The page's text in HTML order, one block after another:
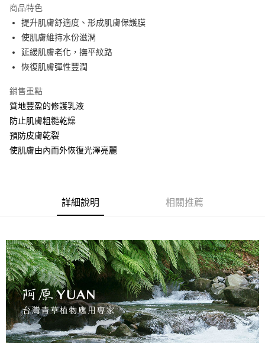
街口支付
悠遊付
全盈+PAY
大哥付你分期
相關說明
1.本服務由台灣大哥大提供，台灣大哥大用戶可立即使用無須另外申請。
2.付款方式選擇「大哥付你分期」，訂單成立後會自動跳轉到大哥付的交易
流程，驗證手機門號後，選擇欲分期的期數、繳款截止日，確認付款後即完
成交易。
法說明評估內容。
【繳款方式說明】
2.透過簡訊連結打開帳單後，可選擇「超商條碼／台灣大直營門市／銀行轉
帳／街口支付／iPASS MONEY」等通路繳費。
【注意事項】
1.本服務係由「台灣大哥大股份有限公司」（以下簡稱本公司）所提供，讓
用戶於交易時，得透過本服務購買商品或服務，並由商店將買賣／分期付款
買賣價金債權讓與本公司後，依約使用本公司帳單繳交帳款。
2.基於同意付款使用「大哥付你分期」之契約關係目的，商店將以您的個人
資料（包含姓名、電話或地址）提供予台灣大哥大進項蒐集、處理及利用，
由本公司與您本人進行分期帳單所需資料之確認、核對及更正。
AFTEE先享後付
相關說明
【關於「AFTEE先享後付」】
３．安心：先確認商品／服務後，再付款。
結帳頁面，進行簡訊認證並確認金額後，即可完成結帳。
２．訂單成立數日內，您將收到繳費通知簡訊。
３．收到繳費通知簡訊後14天內，點擊此簡訊中的連結，可透過四大超商／
ATM／網路銀行／等多元方式進行付款，方視為交易完成。
※ 請注意：結帳手續完成當下不需立刻繳費，但若您需要取消訂單，請聯絡
購買商品的店家。未經商家同意取消之訂單仍視為有效，需透過AFTEE先享
後付繳納相關費用。
※ 交易是否成功請以「AFTEE先享後付 」之結帳頁面顯示為準，若有關於
是否繳費成功／繳費後需取消欲退款等相關疑問，請聯繫「AFTEE先享後付
客戶支援中心」https://netprotections.freshdesk.com/support/home
⭕超取僅提供付款後全家取貨
❌未開放，選取系統將直接取消訂單❌
每筆NT$999
⭕超取僅提供付款後7-11取貨
每筆NT$100，滿NT$1,000(含以上)免運費
黑貓宅配｜線上支付
每筆NT$100，滿NT$1,000(含以上)免運費
商品特色
提升肌膚舒適度、形成肌膚保護膜
使肌膚維持水份滋潤
延緩肌膚老化，撫平紋路
恢復肌膚彈性豐潤
銷售重點
質地豐盈的修護乳液
防止肌膚粗糙乾燥
預防皮膚乾裂
使肌膚由內而外恢復光澤亮麗
詳細說明 相關推薦